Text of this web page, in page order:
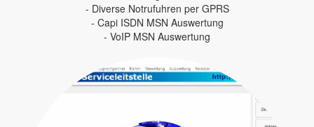
- Diverse Notrufuhren per GPRS
- Capi ISDN MSN Auswertung
- VoIP MSN Auswertung